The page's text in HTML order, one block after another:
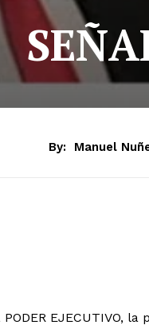
By: Manuel
EJECUTIVO,